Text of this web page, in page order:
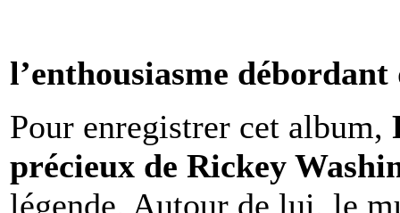
l’enthousiasme débordant
Pour enregistrer cet album,
précieux de Rickey
légende. Autour de lui, le